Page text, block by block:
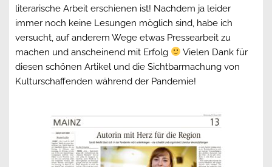
literarische Arbeit erschienen ist! Nachdem ja leider
immer noch keine Lesungen möglich sind, habe ich
versucht, auf anderem Wege etwas Pressearbeit zu
machen und anscheinend mit Erfolg
Vielen Dank für
diesen schönen Artikel und die Sichtbarmachung von
Kulturschaffenden während der Pandemie!